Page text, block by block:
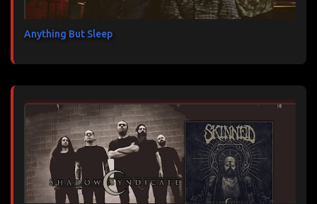
Anything But Sleep